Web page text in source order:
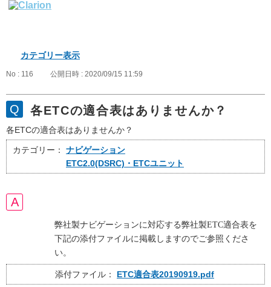
カテゴリー表示
No : 116 公開日時 : 2020/09/15 11:59
各ETCの適合表はありませんか？
各ETCの適合表はありませんか？
カテゴリー：
ナビゲーション
ETC2.0(DSRC)・ETCユニット
弊社製ナビゲーションに対応する弊社製ETC適合表を
下記の添付ファイルに掲載しますのでご参照くださ
い。
添付ファイル： ETC適合表20190919.pdf